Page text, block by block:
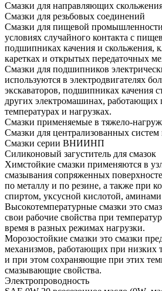
Смазки для направляющих
Смазки для резьбовых соединений
Смазки для пищевой
условиях случайного контакта с
подшипниках качения и скольжения,
каретках и открытых передаточных
Смазки для подшипников
используются в электродвигателях
экскаваторов, подшипниках качения
других электромашинах,
температурах и нагрузках.
Смазки применяемые в тяжело-
Смазки для централизованных систем
Смазки серии ВНИИНП
Силиконовый загуститель для смазок
Химстойкие смазки применяются в
смазывания сопряженных
по металлу и по резине, а также при
спиртом, уксусной кислотой,
Высокотемпературные смазки это
свои рабочие свойства при
время в разных режимах нагрузки.
Морозостойкие смазки это смазки
механизмов, работающих при низких
и при этом сохраняющие при этих
смазывающие свойства.
Электропроводность